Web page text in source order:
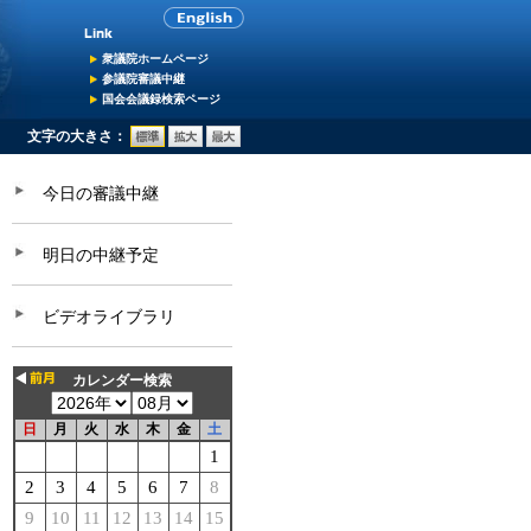
衆議院ホームページ
参議院審議中継
国会会議録検索ページ
文字の大きさ：
今日の審議中継
明日の中継予定
ビデオライブラリ
カレンダー検索
日 月 火 水 木 金 土
1
2
3 4 5 6 7
8
9
10 11 12 13 14
15